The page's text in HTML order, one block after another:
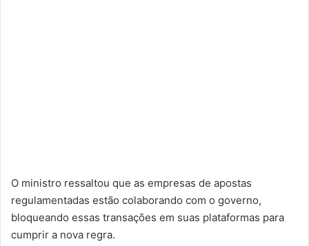
O ministro ressaltou que as empresas de apostas
regulamentadas estão colaborando com o governo,
bloqueando essas transações em suas plataformas para
cumprir a nova regra.